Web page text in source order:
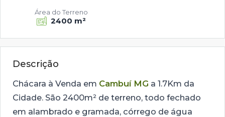
2400 m²
Área do Terreno
Descrição
Chácara à Venda em Cambuí MG a 1.7Km da
Cidade. São 2400m² de terreno, todo fechado
em alambrado e gramada, córrego de água